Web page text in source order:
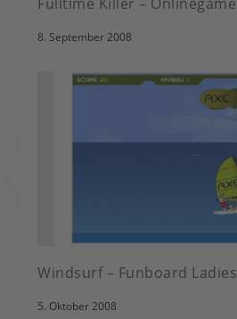
8. September 2008
Windsurf – Funboard Ladies
5. Oktober 2008